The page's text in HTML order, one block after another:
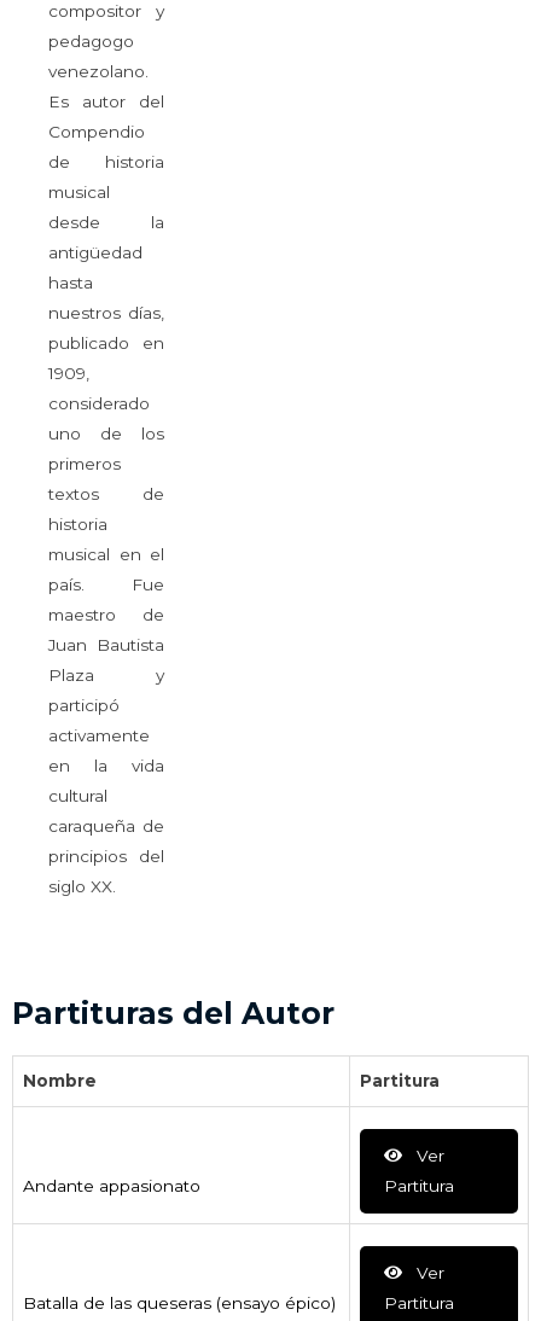
compositor y
pedagogo
venezolano.
Es autor del
Compendio
de historia
musical
desde la
antigüedad
hasta
nuestros días,
publicado en
1909,
considerado
uno de los
primeros
textos de
historia
musical en el
país. Fue
maestro de
Juan Bautista
Plaza y
participó
activamente
en la vida
cultural
caraqueña de
principios del
siglo XX.
Partituras del Autor
Nombre Partitura
Andante appasionato
Ver
Partitura
Batalla de las queseras (ensayo épico)
Ver
Partitura